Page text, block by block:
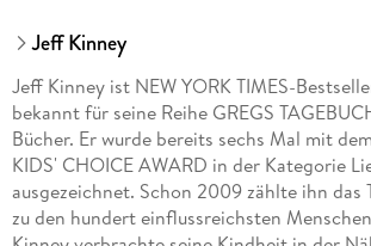
Jeff Kinney
Jeff Kinney ist NEW YORK TIMES-
bekannt für seine Reihe GREGS
Bücher. Er wurde bereits sechs Mal mit
KIDS' CHOICE AWARD in der Kategorie
ausgezeichnet. Schon 2009 zählte ihn das
zu den hundert einflussreichsten